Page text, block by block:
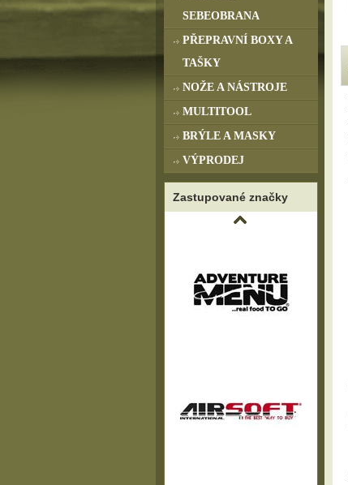
SEBEOBRANA
PŘEPRAVNÍ BOXY A
TAŠKY
NOŽE A NÁSTROJE
MULTITOOL
BRÝLE A MASKY
VÝPRODEJ
Zastupované značky